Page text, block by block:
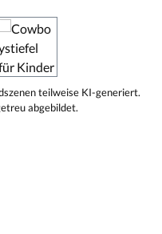
von 5 Sternen